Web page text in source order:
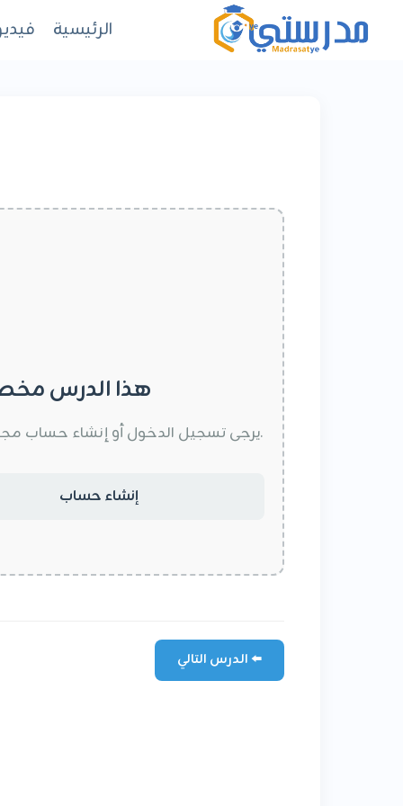
المحتوى
الرئيسية
هذا الدرس
يرجى تسجيل الدخول أو إنشاء حساب مجاني لتتمكن من الاشتراك وقراءة الشرح وحل التمارين التفاعلية.
إنشاء حساب
الدرس التالي ⬅️